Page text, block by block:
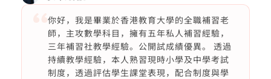
你好，我是畢業於香港教育大學的全職補習老
師，主攻數學科目，擁有五年私人補習經驗，
三年補習社教學經驗。公開試成績優異。 透過
持續教學經驗，本人熟習現時小學及中學考試
制度，透過評估學生課堂表現，配合制度與學